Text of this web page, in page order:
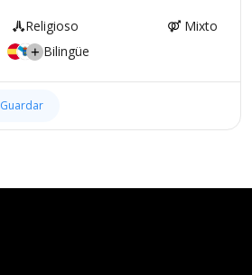
Religioso
Mixto
Bilingüe
Guardar